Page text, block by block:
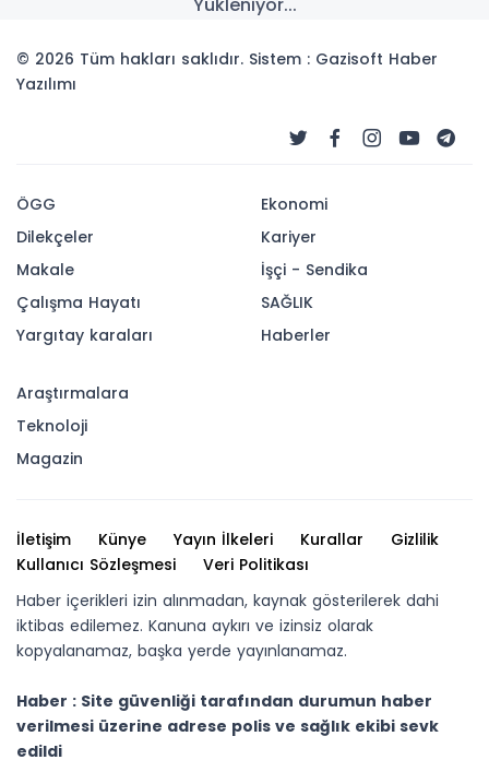
© 2026 Tüm hakları saklıdır. Sistem : Gazisoft Haber
Yazılımı
ÖGG
Dilekçeler
Makale
Çalışma Hayatı
Yargıtay karaları
Ekonomi
Kariyer
İşçi - Sendika
SAĞLIK
Haberler
Araştırmalara
Teknoloji
Magazin
İletişim Künye Yayın İlkeleri Kurallar
Gizlilik
Kullanıcı Sözleşmesi
Veri Politikası
Haber içerikleri izin alınmadan, kaynak gösterilerek dahi
iktibas edilemez. Kanuna aykırı ve izinsiz olarak
kopyalanamaz, başka yerde yayınlanamaz.
Haber : Site güvenliği tarafından durumun haber
verilmesi üzerine adrese polis ve sağlık ekibi sevk
edildi